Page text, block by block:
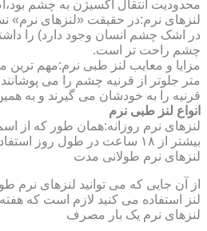
محدودیت انتقال اکسیژن به چشم
لنزهای نرم:در حقیقت «لنزهای
در اشک چشم انسان وجود دارد) را
چشم راحت تر است.
مزایا و معایب لنز طبی نرم:مهم
متر جلوتر از قرنیه چشم را می
قرنیه را به خودشان می گیرند و به
انواع لنز طبی نرم
لنزهای نرم روزانه:همان طور که از
بیشتر از ۱۸ ساعت در طول روز استفاده کنید.
لنزهای نرم طولانی مدت
از آن جایی که می توانید لنزهای نرم
لنز استفاده می کنید لازم است که
لنزهای نرم یک بار مصرف